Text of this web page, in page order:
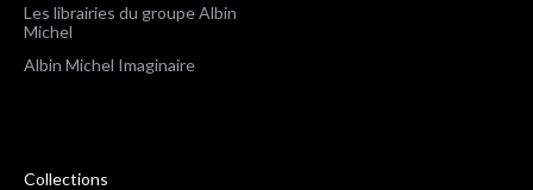
Les librairies du groupe Albin
Michel
Albin Michel Imaginaire
Collections